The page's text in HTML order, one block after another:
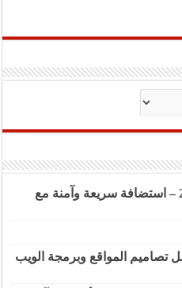
استضافة المواقع في اليمن 2026 – استضافة سريعة وآمنة مع
تصاميم المواقع وبرمجة الويب